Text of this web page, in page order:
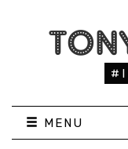
MENU